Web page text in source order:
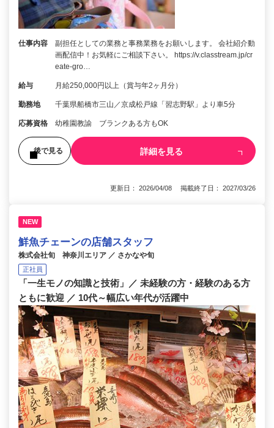
仕事内容
副担任としての業務と事務業務をお願いします。 会社紹介動
画配信中！お気軽にご相談下さい。 https://v.classtream.jp/cr
eate-gro…
給与 月給250,000円以上（賞与年2ヶ月分）
勤務地 千葉県船橋市三山／京成松戸線「習志野駅」より車5分
応募資格 幼稚園教諭 ブランクある方もOK
後で見る 詳細を見る
更新日： 2026/04/08 掲載終了日： 2027/03/26
NEW
鮮魚チェーンの店舗スタッフ
株式会社旬 神奈川エリア ／ さかなや旬
正社員
「一生モノの知識と技術」／ 未経験の方・経験のある方
ともに歓迎 ／ 10代～幅広い年代が活躍中